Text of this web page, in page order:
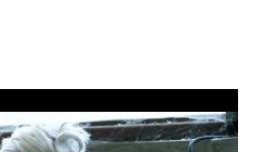
tanto como el
o siquiera el hombre -bien